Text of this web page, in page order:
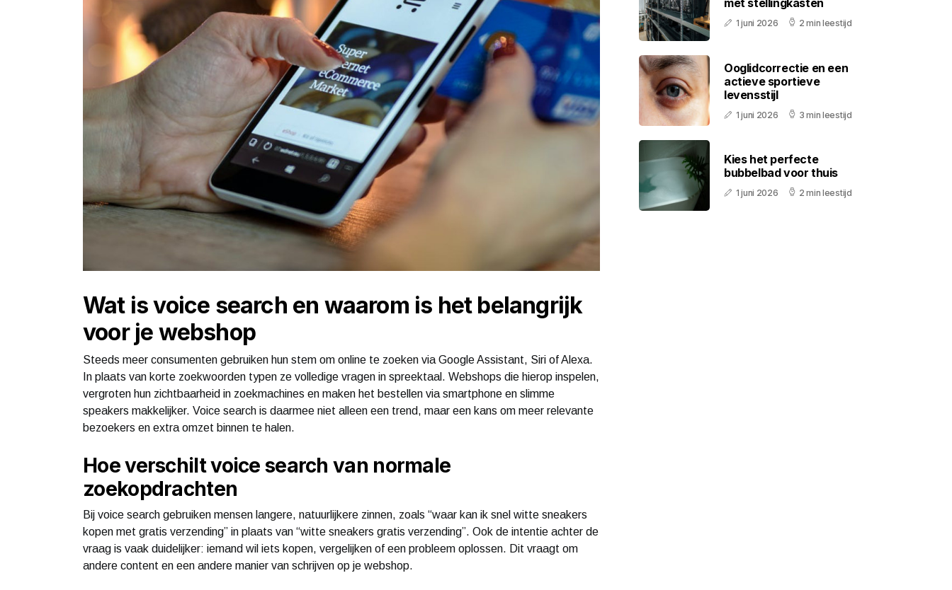
Wat is voice search en waarom is het belangrijk
voor je webshop
Steeds meer consumenten gebruiken hun stem om online te zoeken via Google Assistant, Siri of Alexa.
In plaats van korte zoekwoorden typen ze volledige vragen in spreektaal. Webshops die hierop inspelen,
vergroten hun zichtbaarheid in zoekmachines en maken het bestellen via smartphone en slimme
speakers makkelijker. Voice search is daarmee niet alleen een trend, maar een kans om meer relevante
bezoekers en extra omzet binnen te halen.
Hoe verschilt voice search van normale
zoekopdrachten
Bij voice search gebruiken mensen langere, natuurlijkere zinnen, zoals “waar kan ik snel witte sneakers
kopen met gratis verzending” in plaats van “witte sneakers gratis verzending”. Ook de intentie achter de
vraag is vaak duidelijker: iemand wil iets kopen, vergelijken of een probleem oplossen. Dit vraagt om
andere content en een andere manier van schrijven op je webshop.
met stellingkasten
1 juni 2026 2 min leestijd
Ooglidcorrectie en een
actieve sportieve
levensstijl
1 juni 2026 3 min leestijd
Kies het perfecte
bubbelbad voor thuis
1 juni 2026 2 min leestijd